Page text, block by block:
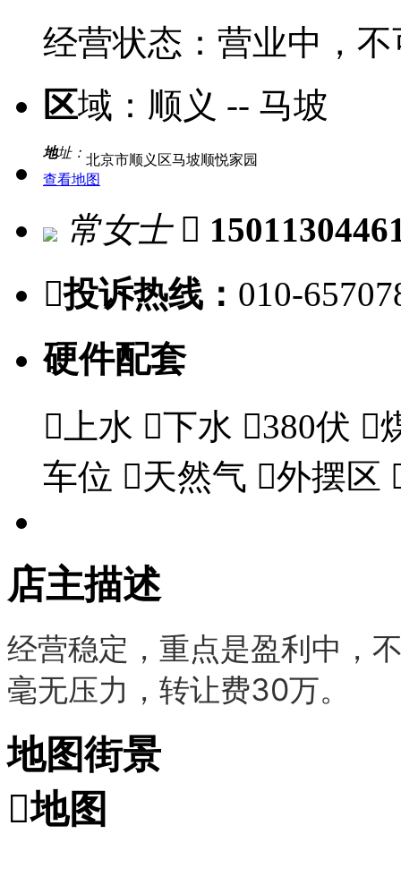
经营状态： 营业中，
区域： 顺义 -- 马坡
地址： 北京市顺义区马坡顺悦家园
查看地图
常女士 
投诉热线： 010-
硬件配套
 上水 下水 380伏 
车位 天然气 外摆区
店主描述
经营稳定，重点是盈利中，
毫无压力，转让费30万。
地图街景
地图